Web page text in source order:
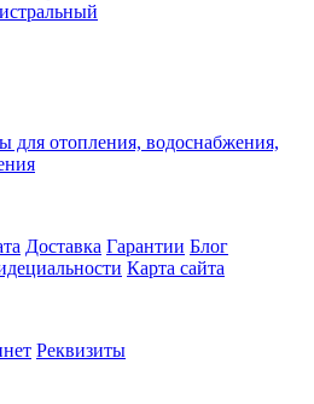
для отопления, водоснабжения,
Доставка Гарантии Блог
Карта сайта
Реквизиты